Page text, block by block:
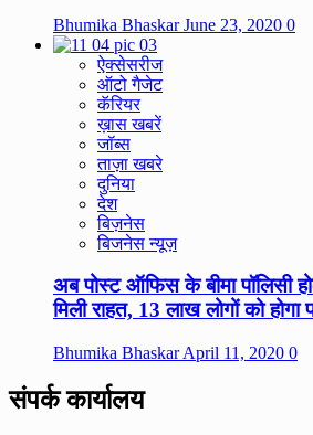
Bhumika BhaskarJune 23, 2020 0
ऐक्सेसरीज
ऑटो गैजेट
कॅरियर
ख़ास खबरें
जॉब्स
ताज़ा खबरे
दुनिया
देश
बिज़नेस
बिजनेस न्यूज़
अब पोस्ट ऑफिस के बीमा पॉलिसी
मिली राहत, 13 लाख लोगों को होगा
Bhumika BhaskarApril 11, 2020 0
संपर्क कार्यालय